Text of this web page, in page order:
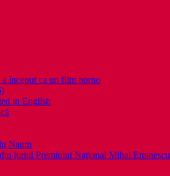
început ca un film porno
in English
Naum
juriul Premiului Naţional Mihai Eminescu